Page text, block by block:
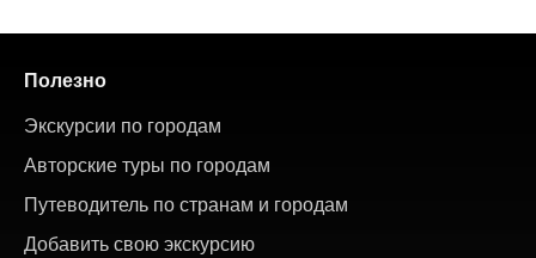
Полезно
Экскурсии по городам
Авторские туры по городам
Путеводитель по странам и городам
Добавить свою экскурсию